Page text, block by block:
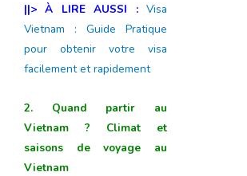
||> À LIRE AUSSI : Visa
Vietnam : Guide Pratique
pour obtenir votre visa
facilement et rapidement
2. Quand partir au
Vietnam ? Climat et
saisons
de voyage au
Vietnam